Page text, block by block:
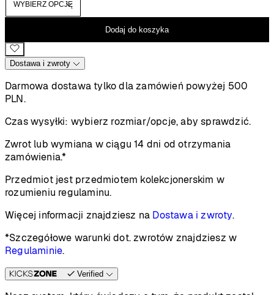
Dodaj do koszyka
Dostawa i zwroty
Darmowa dostawa tylko dla zamówień powyżej 500
PLN.
Czas wysyłki: wybierz rozmiar/opcje, aby sprawdzić.
Zwrot lub wymiana w ciągu 14 dni od otrzymania
zamówienia.*
Przedmiot jest przedmiotem kolekcjonerskim w
rozumieniu regulaminu.
Więcej informacji znajdziesz na Dostawa i zwroty.
*Szczegółowe warunki dot. zwrotów znajdziesz w
Regulaminie.
Verified